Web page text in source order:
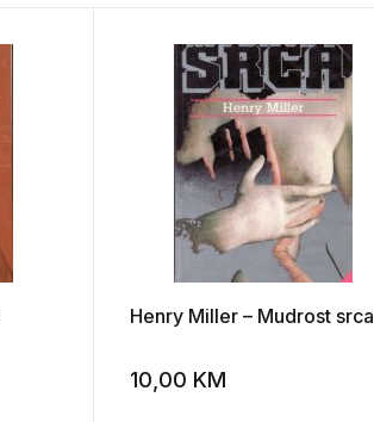
Add to wishlist
Henry Miller – Mudrost srca
10,00 KM